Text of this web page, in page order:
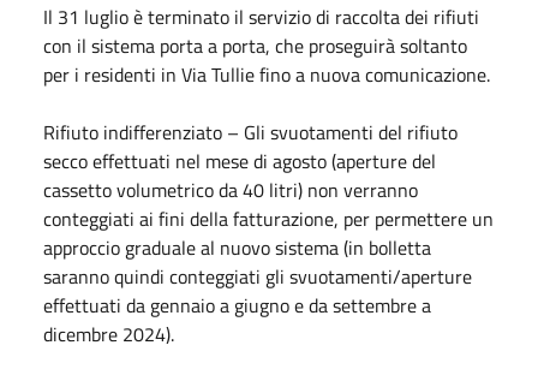
Il 31 luglio è terminato il servizio di raccolta dei rifiuti
con il sistema porta a porta, che proseguirà soltanto
per i residenti in Via Tullie fino a nuova comunicazione.
Rifiuto indifferenziato – Gli svuotamenti del rifiuto
secco effettuati nel mese di agosto (aperture del
cassetto volumetrico da 40 litri) non verranno
conteggiati ai fini della fatturazione, per permettere un
approccio graduale al nuovo sistema (in bolletta
saranno quindi conteggiati gli svuotamenti/aperture
effettuati da gennaio a giugno e da settembre a
dicembre 2024).